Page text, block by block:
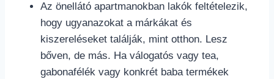
Az önellátó apartmanokban lakók feltételezik,
hogy ugyanazokat a márkákat és
kiszereléseket találják, mint otthon. Lesz
bőven, de más. Ha válogatós vagy tea,
gabonafélék vagy konkrét baba termékek